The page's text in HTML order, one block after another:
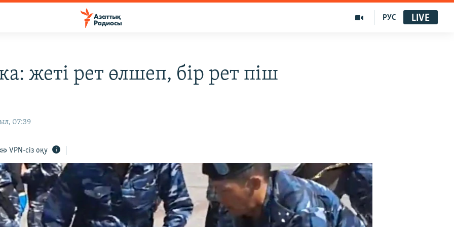
РУС LIVE
жеті рет өлшеп, бір рет піш
07:39
VPN-сіз оқу